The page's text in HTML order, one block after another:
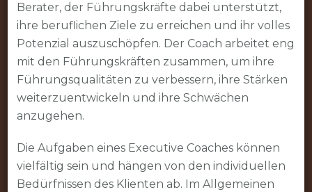
Berater, der Führungskräfte dabei unterstützt,
ihre beruflichen Ziele zu erreichen und ihr volles
Potenzial auszuschöpfen. Der Coach arbeitet eng
mit den Führungskräften zusammen, um ihre
Führungsqualitäten zu verbessern, ihre Stärken
weiterzuentwickeln und ihre Schwächen
anzugehen.
Die Aufgaben eines Executive Coaches können
vielfältig sein und hängen von den individuellen
Bedürfnissen des Klienten ab. Im Allgemeinen